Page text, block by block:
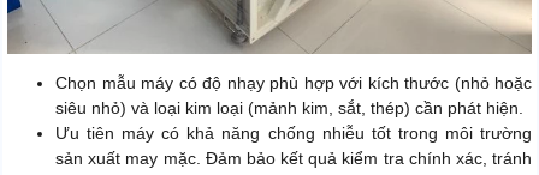
Chọn mẫu máy có độ nhạy phù hợp với kích thước (nhỏ hoặc
siêu nhỏ) và loại kim loại (mảnh kim, sắt, thép) cần phát hiện.
Ưu tiên máy có khả năng chống nhiễu tốt trong môi trường
sản xuất may mặc. Đảm bảo kết quả kiểm tra chính xác, tránh